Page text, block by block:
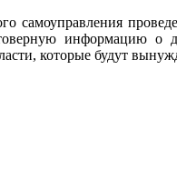
самоуправления
информацию о
которые будут